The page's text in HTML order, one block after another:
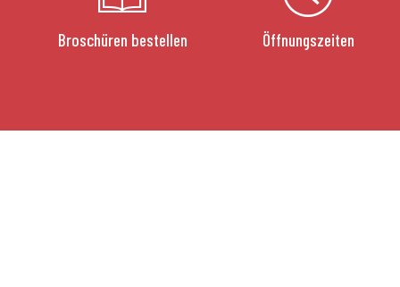
Broschüren bestellen Öffnungszeiten